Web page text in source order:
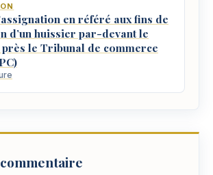
en référé aux fins de
d’un huissier par-devant le
le Tribunal de commerce